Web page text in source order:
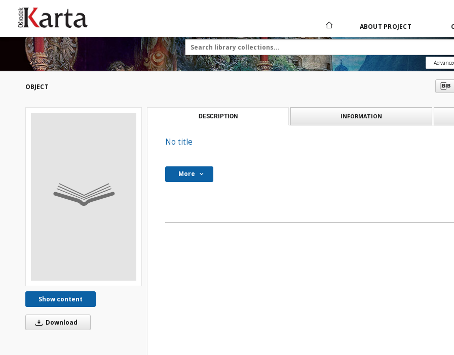
ABOUT PROJECT
OBJECT
Show content
Download
DESCRIPTION INFORMATION
No title
More
Save the priceless
testimonies of the
20th century
These materials are available free
of people like you—people who care
For over 40 years, we have been
disseminate authentic testimonies
from the 20th and 21st centuries—